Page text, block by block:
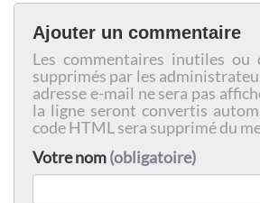
Ajouter un commentaire
Les commentaires inutiles ou
supprimés par les
adresse e-mail ne sera pas
la ligne seront convertis
code HTML sera supprimé du
Votre nom(obligatoire)